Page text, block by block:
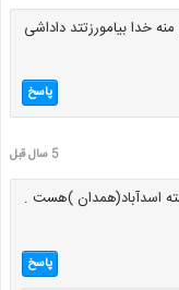
خدا بیامورزتتد داداشی
پاسخ
5 سال قبل
اسدآباد(همدان )هست .
پاسخ